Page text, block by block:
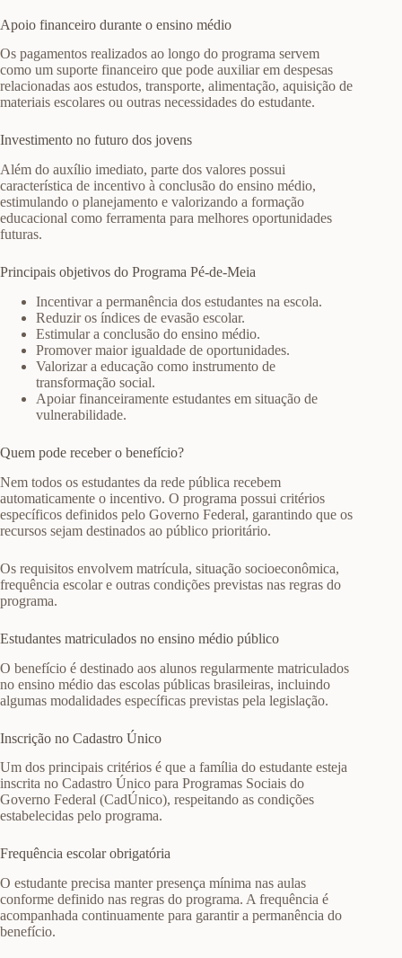
Apoio financeiro durante o ensino médio
Os pagamentos realizados ao longo do programa servem
como um suporte financeiro que pode auxiliar em despesas
relacionadas aos estudos, transporte, alimentação, aquisição de
materiais escolares ou outras necessidades do estudante.
Investimento no futuro dos jovens
Além do auxílio imediato, parte dos valores possui
característica de incentivo à conclusão do ensino médio,
estimulando o planejamento e valorizando a formação
educacional como ferramenta para melhores oportunidades
futuras.
Principais objetivos do Programa Pé-de-Meia
Incentivar a permanência dos estudantes na escola.
Reduzir os índices de evasão escolar.
Estimular a conclusão do ensino médio.
Promover maior igualdade de oportunidades.
Valorizar a educação como instrumento de
transformação social.
Apoiar financeiramente estudantes em situação de
vulnerabilidade.
Quem pode receber o benefício?
Nem todos os estudantes da rede pública recebem
automaticamente o incentivo. O programa possui critérios
específicos definidos pelo Governo Federal, garantindo que os
recursos sejam destinados ao público prioritário.
Os requisitos envolvem matrícula, situação socioeconômica,
frequência escolar e outras condições previstas nas regras do
programa.
Estudantes matriculados no ensino médio público
O benefício é destinado aos alunos regularmente matriculados
no ensino médio das escolas públicas brasileiras, incluindo
algumas modalidades específicas previstas pela legislação.
Inscrição no Cadastro Único
Um dos principais critérios é que a família do estudante esteja
inscrita no Cadastro Único para Programas Sociais do
Governo Federal (CadÚnico), respeitando as condições
estabelecidas pelo programa.
Frequência escolar obrigatória
O estudante precisa manter presença mínima nas aulas
conforme definido nas regras do programa. A frequência é
acompanhada continuamente para garantir a permanência do
benefício.